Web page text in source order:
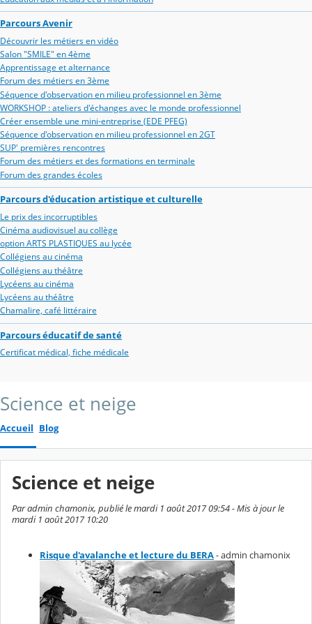
Parcours Avenir
Découvrir les métiers en vidéo
Salon "SMILE" en 4ème
Apprentissage et alternance
Forum des métiers en 3ème
Séquence d'observation en milieu professionnel en 3ème
WORKSHOP : ateliers d'échanges avec le monde professionnel
Créer ensemble une mini-entreprise (EDE PFEG)
Séquence d'observation en milieu professionnel en 2GT
SUP' premières rencontres
Forum des métiers et des formations en terminale
Forum des grandes écoles
Parcours d'éducation artistique et culturelle
Le prix des incorruptibles
Cinéma audiovisuel au collège
option ARTS PLASTIQUES au lycée
Collégiens au cinéma
Collégiens au théâtre
Lycéens au cinéma
Lycéens au théâtre
Chamalire, café littéraire
Parcours éducatif de santé
Certificat médical, fiche médicale
Science et neige
Accueil Blog
Science et neige
Par admin chamonix, publié le mardi 1 août 2017 09:54 - Mis à jour le
mardi 1 août 2017 10:20
Risque d'avalanche et lecture du BERA- admin chamonix